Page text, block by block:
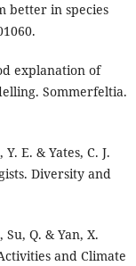
better in species
explanation of
Sommerfeltia.
E. & Yates, C. J.
Diversity and
Q. & Yan, X.
and Climate